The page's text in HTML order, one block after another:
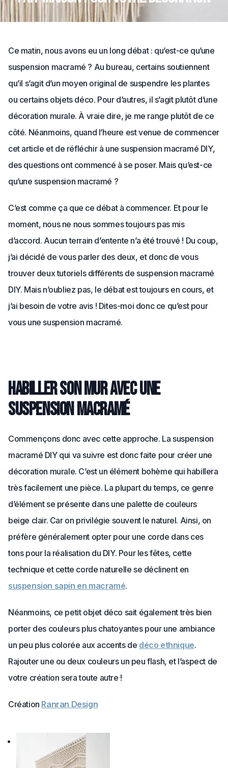
Ce matin, nous avons eu un long débat : qu’est-ce qu’une
suspension macramé ? Au bureau, certains soutiennent
qu’il s’agit d’un moyen original de suspendre les plantes
ou certains objets déco. Pour d’autres, il s’agit plutôt d’une
décoration murale. À vraie dire, je me range plutôt de ce
côté. Néanmoins, quand l’heure est venue de commencer
cet article et de réfléchir à une suspension macramé DIY,
des questions ont commencé à se poser. Mais qu’est-ce
qu’une suspension macramé ?
C’est comme ça que ce débat à commencer. Et pour le
moment, nous ne nous sommes toujours pas mis
d’accord. Aucun terrain d’entente n’a été trouvé ! Du coup,
j’ai décidé de vous parler des deux, et donc de vous
trouver deux tutoriels différents de suspension macramé
DIY. Mais n’oubliez pas, le débat est toujours en cours, et
j’ai besoin de votre avis ! Dites-moi donc ce qu’est pour
vous une suspension macramé.
Habiller son mur avec une
suspension macramé
Commençons donc avec cette approche. La suspension
macramé DIY qui va suivre est donc faite pour créer une
décoration murale. C’est un élément bohème qui habillera
très facilement une pièce. La plupart du temps, ce genre
d’élément se présente dans une palette de couleurs
beige clair. Car on privilégie souvent le naturel. Ainsi, on
préfère généralement opter pour une corde dans ces
tons pour la réalisation du DIY. Pour les fêtes, cette
technique et cette corde naturelle se déclinent en
suspension sapin en macramé.
Néanmoins, ce petit objet déco sait également très bien
porter des couleurs plus chatoyantes pour une ambiance
un peu plus colorée aux accents de déco ethnique.
Rajouter une ou deux couleurs un peu flash, et l’aspect de
votre création sera toute autre !
Création Ranran Design